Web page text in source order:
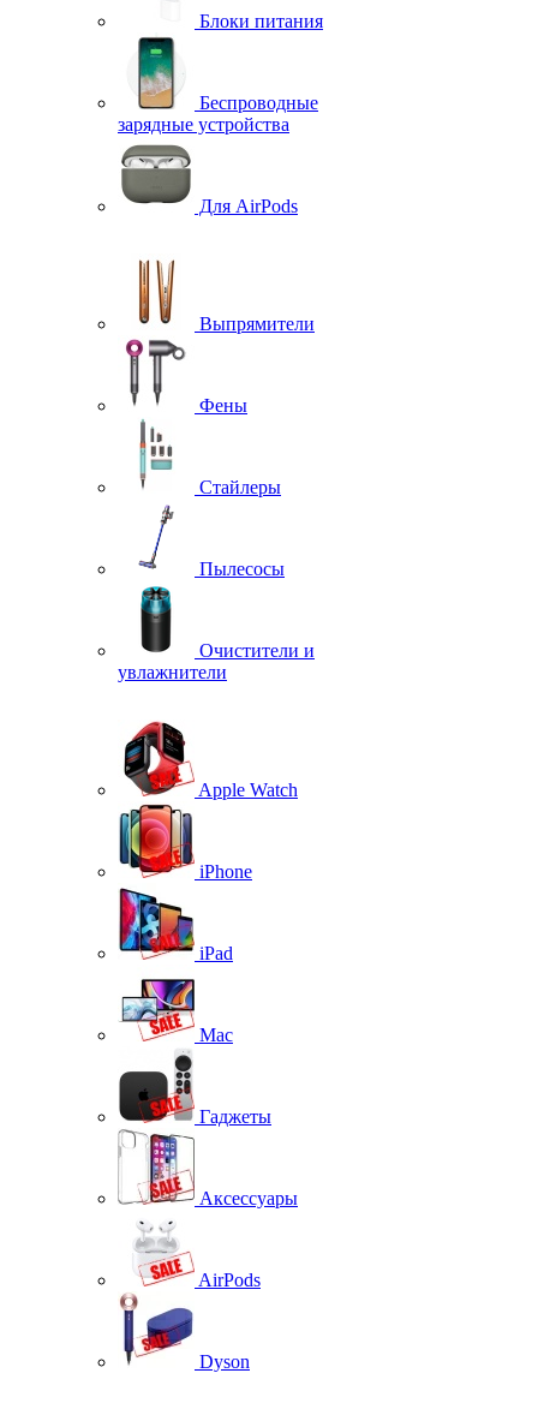
Блоки питания
Беспроводные
зарядные устройства
Для AirPods
Выпрямители
Фены
Стайлеры
Пылесосы
Очистители и
увлажнители
Apple Watch
iPhone
iPad
Mac
Гаджеты
Аксессуары
AirPods
Dyson